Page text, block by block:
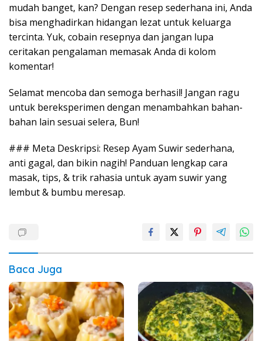
mudah banget, kan? Dengan resep sederhana ini, Anda
bisa menghadirkan hidangan lezat untuk keluarga
tercinta. Yuk, cobain resepnya dan jangan lupa
ceritakan pengalaman memasak Anda di kolom
komentar!
Selamat mencoba dan semoga berhasil! Jangan ragu
untuk bereksperimen dengan menambahkan bahan-
bahan lain sesuai selera, Bun!
### Meta Deskripsi: Resep Ayam Suwir sederhana,
anti gagal, dan bikin nagih! Panduan lengkap cara
masak, tips, & trik rahasia untuk ayam suwir yang
lembut & bumbu meresap.
Baca Juga